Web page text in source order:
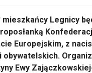
mieszkańcy Legnicy
Europejskim, z
obywatelskich.
Ewy